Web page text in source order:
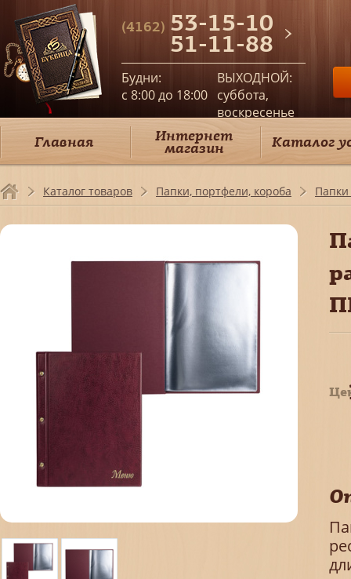
(4162) 53-15-10
51-11-88
Будни:
c 8:00 до 18:00
ВЫХОДНОЙ:
суббота,
воскресенье
Главная Интернет
магазин Каталог
Каталог товаров Папки, портфели, короба Папки